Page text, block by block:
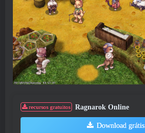
recursos gratuitos Ragnarok Online
Download grátis